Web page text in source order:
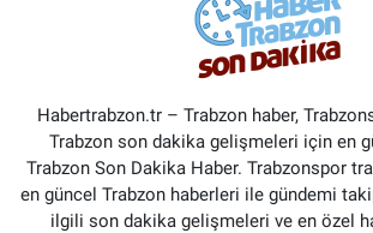
Habertrabzon.tr – Trabzon haber,
Trabzon son dakika gelişmeleri için en
Trabzon Son Dakika Haber. Trabzonspor
en güncel Trabzon haberleri ile gündemi
ilgili son dakika gelişmeleri ve en özel